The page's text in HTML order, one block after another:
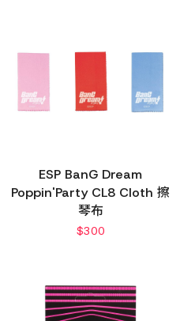
ESP BanG Dream
Poppin'Party CL8 Cloth 擦
琴布
$300